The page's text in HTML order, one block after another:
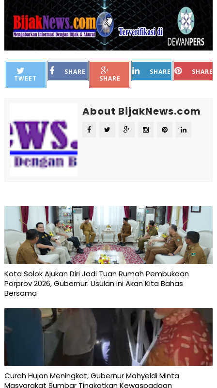
TWEET
SHARE
SHARE
SHARE SHARE
About BijakNews.com
Kota Solok Ajukan Diri Jadi Tuan Rumah Pembukaan
Porprov 2026, Gubernur: Usulan ini Akan Kita Bahas
Bersama
Curah Hujan Meningkat, Gubernur Mahyeldi Minta
Masyarakat Sumbar Tingkatkan Kewaspadaan